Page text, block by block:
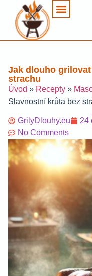
Jak dlouho
strachu
Úvod » Recepty »
Slavnostní krůta bez
GrilyDlouhy.eu 24
No Comments